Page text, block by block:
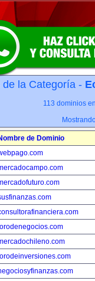
de la Categoría -
113 dominios
de Dominio